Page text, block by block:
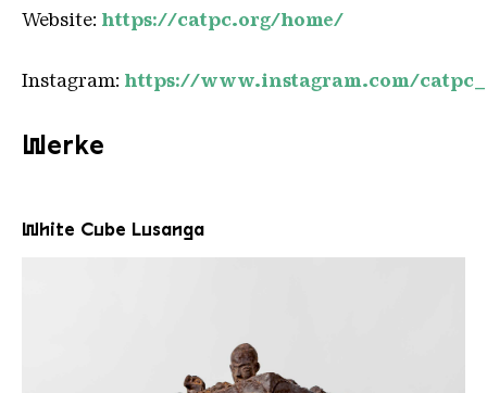
Website: https://catpc.org/home/
Instagram: https://www.instagram.com/
Werke
White Cube Lusanga